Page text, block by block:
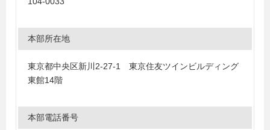
本部所在地
東京都中央区新川2-27-1 東京住友ツインビルディング
東館14階
本部電話番号